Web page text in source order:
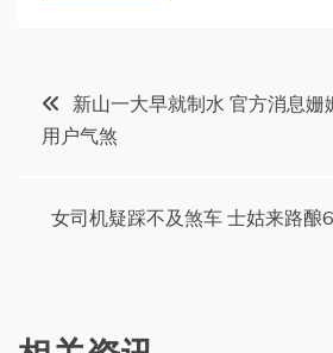
文
章
导
新山一大早就制水 官方消息姗
用户气煞
女司机疑踩不及煞车 士姑来路酿